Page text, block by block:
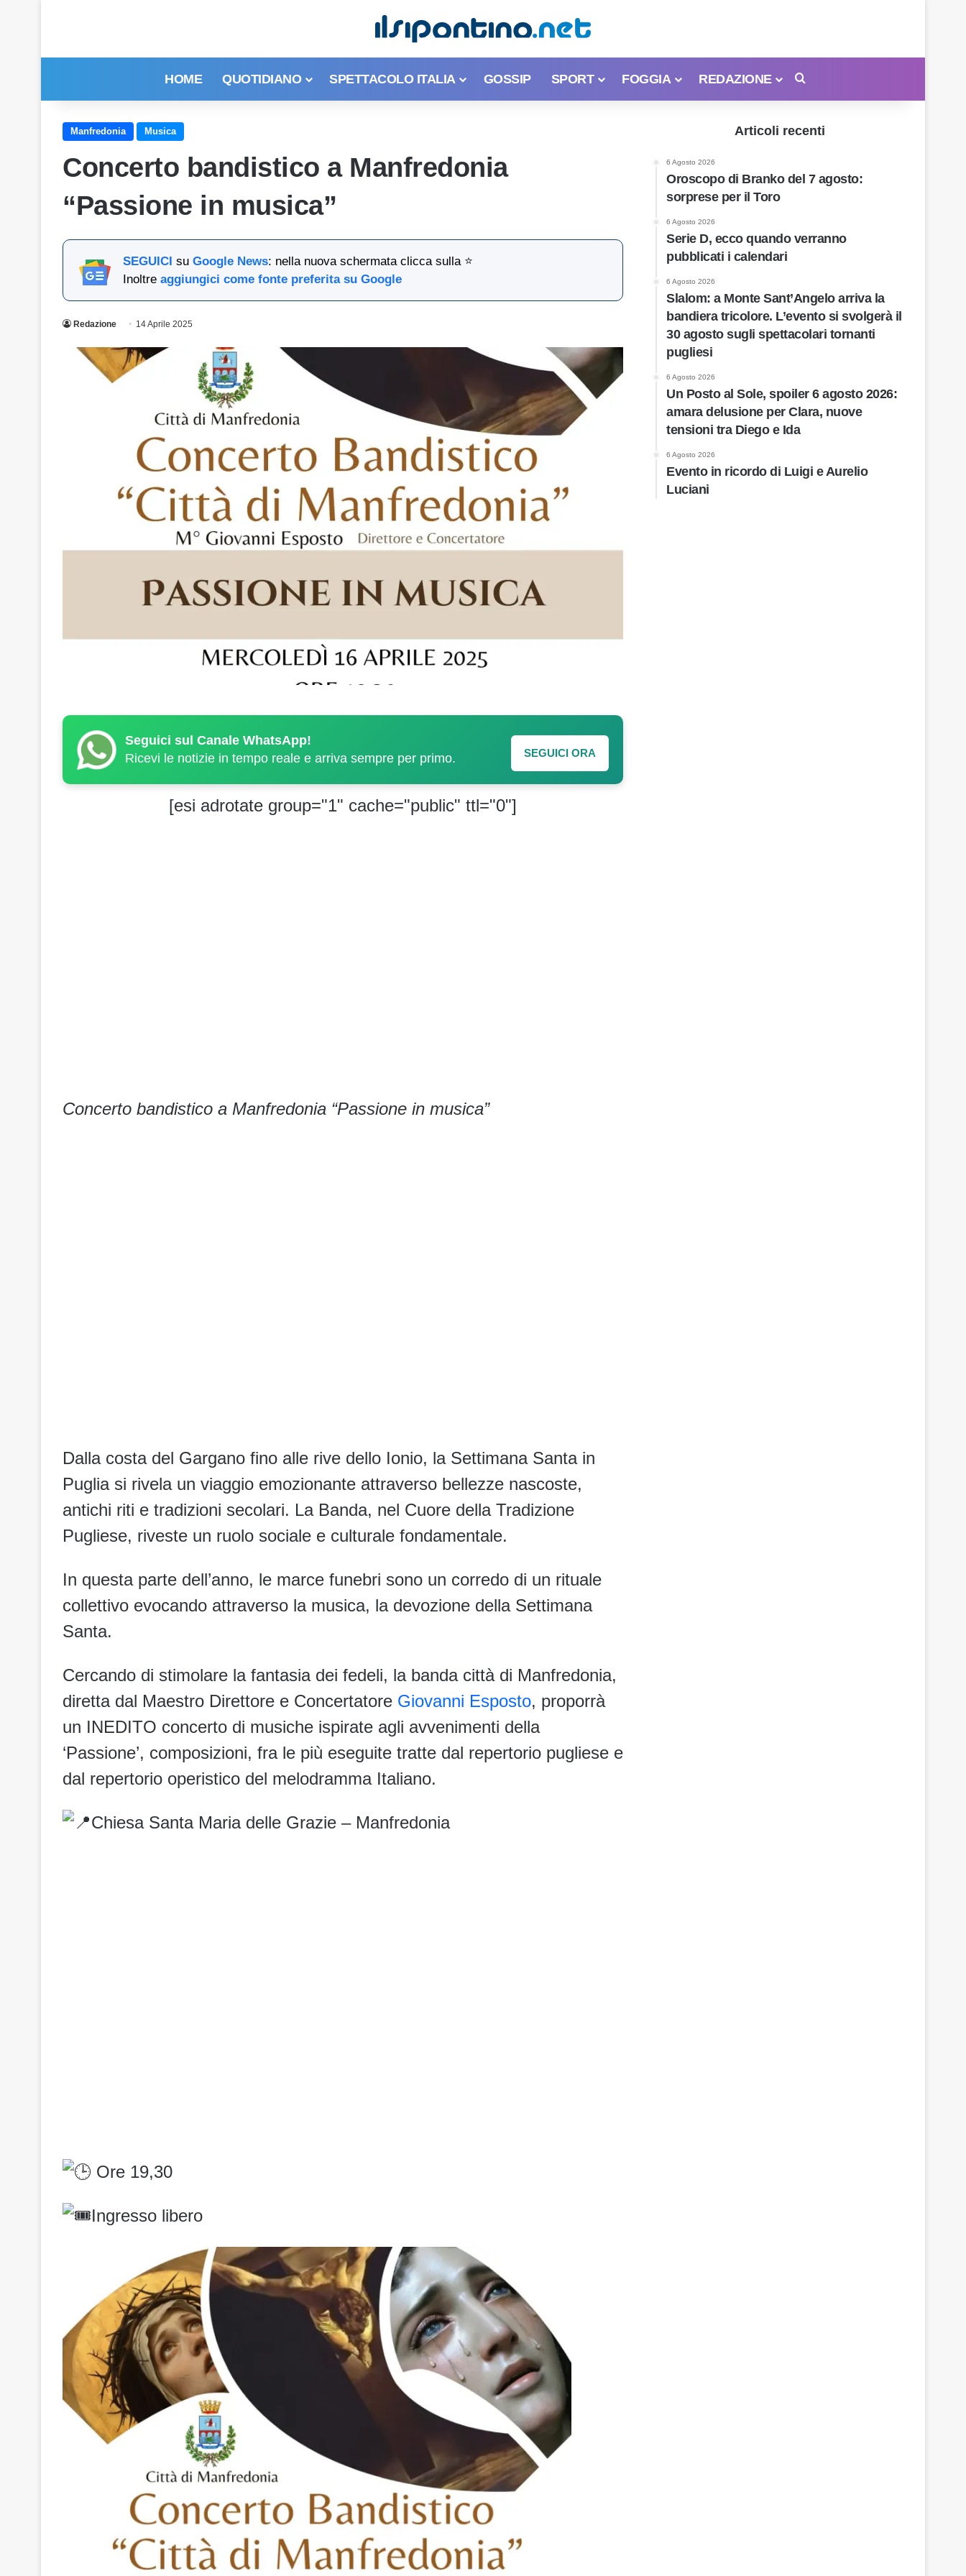
HOME QUOTIDIANO SPETTACOLO ITALIA GOSSIP SPORT FOGGIA REDAZIONE
Manfredonia Musica
Concerto bandistico a Manfredonia
“Passione in musica”
SEGUICI su Google News: nella nuova schermata clicca sulla ⭐
Inoltre aggiungici come fonte preferita su Google
Redazione 14 Aprile 2025
Seguici sul Canale WhatsApp!
Ricevi le notizie in tempo reale e arriva sempre per primo.
SEGUICI ORA
[esi adrotate group="1" cache="public" ttl="0"]
Concerto bandistico a Manfredonia “Passione in musica”
Dalla costa del Gargano fino alle rive dello Ionio, la Settimana Santa in
Puglia si rivela un viaggio emozionante attraverso bellezze nascoste,
antichi riti e tradizioni secolari. La Banda, nel Cuore della Tradizione
Pugliese, riveste un ruolo sociale e culturale fondamentale.
In questa parte dell’anno, le marce funebri sono un corredo di un rituale
collettivo evocando attraverso la musica, la devozione della Settimana
Santa.
Cercando di stimolare la fantasia dei fedeli, la banda città di Manfredonia,
diretta dal Maestro Direttore e Concertatore Giovanni Esposto, proporrà
un INEDITO concerto di musiche ispirate agli avvenimenti della
‘Passione’, composizioni, fra le più eseguite tratte dal repertorio pugliese e
dal repertorio operistico del melodramma Italiano.
Chiesa Santa Maria delle Grazie – Manfredonia
Ore 19,30
Ingresso libero
Articoli recenti
6 Agosto 2026
Oroscopo di Branko del 7 agosto:
sorprese per il Toro
6 Agosto 2026
Serie D, ecco quando verranno
pubblicati i calendari
6 Agosto 2026
Slalom: a Monte Sant’Angelo arriva la
bandiera tricolore. L’evento si svolgerà il
30 agosto sugli spettacolari tornanti
pugliesi
6 Agosto 2026
Un Posto al Sole, spoiler 6 agosto 2026:
amara delusione per Clara, nuove
tensioni tra Diego e Ida
6 Agosto 2026
Evento in ricordo di Luigi e Aurelio
Luciani